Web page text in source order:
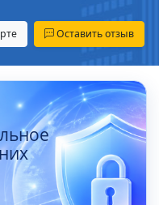
Оставить отзыв